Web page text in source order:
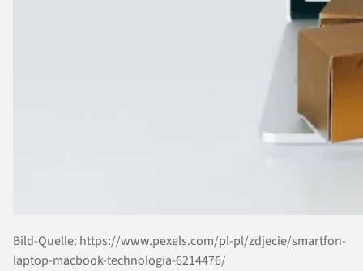
Bild-Quelle: https://www.pexels.com/pl-pl/zdjecie/smartfon-
laptop-macbook-technologia-6214476/